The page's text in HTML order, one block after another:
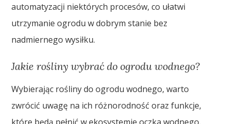
automatyzacji niektórych procesów, co ułatwi
utrzymanie ogrodu w dobrym stanie bez
nadmiernego wysiłku.
Jakie rośliny wybrać do ogrodu wodnego?
Wybierając rośliny do ogrodu wodnego, warto
zwrócić uwagę na ich różnorodność oraz funkcje,